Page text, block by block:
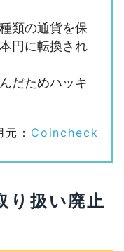
類の通貨を保
円に転換され
だためハッキ
： Coincheck
り扱い廃止